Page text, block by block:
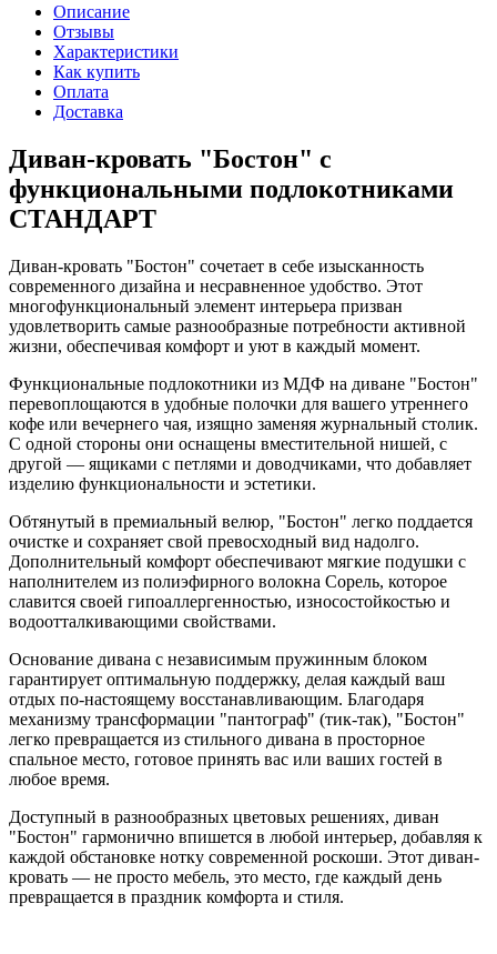
Описание
Отзывы
Характеристики
Как купить
Оплата
Доставка
Диван-кровать "Бостон" с
функциональными подлокотниками
СТАНДАРТ
Диван-кровать "Бостон" сочетает в себе изысканность
современного дизайна и несравненное удобство. Этот
многофункциональный элемент интерьера призван
удовлетворить самые разнообразные потребности активной
жизни, обеспечивая комфорт и уют в каждый момент.
Функциональные подлокотники из МДФ на диване "Бостон"
перевоплощаются в удобные полочки для вашего утреннего
кофе или вечернего чая, изящно заменяя журнальный столик.
С одной стороны они оснащены вместительной нишей, с
другой — ящиками с петлями и доводчиками, что добавляет
изделию функциональности и эстетики.
Обтянутый в премиальный велюр, "Бостон" легко поддается
очистке и сохраняет свой превосходный вид надолго.
Дополнительный комфорт обеспечивают мягкие подушки с
наполнителем из полиэфирного волокна Сорель, которое
славится своей гипоаллергенностью, износостойкостью и
водоотталкивающими свойствами.
Основание дивана с независимым пружинным блоком
гарантирует оптимальную поддержку, делая каждый ваш
отдых по-настоящему восстанавливающим. Благодаря
механизму трансформации "пантограф" (тик-так), "Бостон"
легко превращается из стильного дивана в просторное
спальное место, готовое принять вас или ваших гостей в
любое время.
Доступный в разнообразных цветовых решениях, диван
"Бостон" гармонично впишется в любой интерьер, добавляя к
каждой обстановке нотку современной роскоши. Этот диван-
кровать — не просто мебель, это место, где каждый день
превращается в праздник комфорта и стиля.